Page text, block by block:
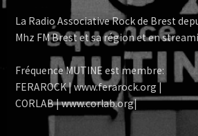
La Radio Associative Rock de Brest
Mhz FM Brest et sa région et en
Fréquence MUTINE est membre:
FERAROCK | www.ferarock.org |
CORLAB | www.corlab.org|